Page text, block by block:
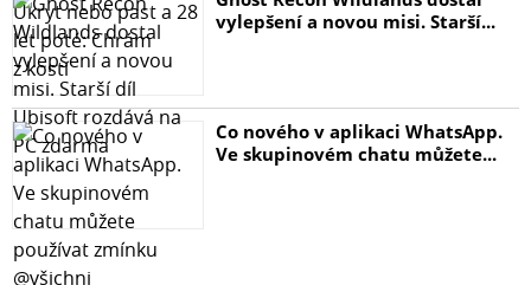
vylepšení a novou misi. Starší...
Co nového v aplikaci WhatsApp.
Ve skupinovém chatu můžete...